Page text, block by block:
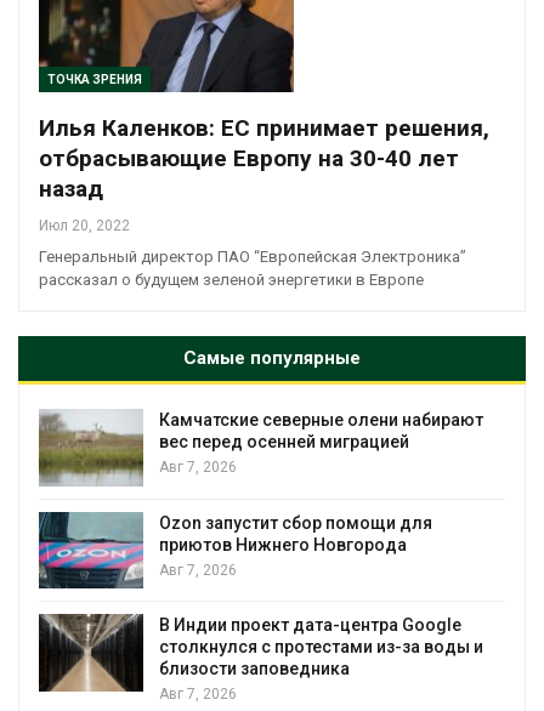
ТОЧКА ЗРЕНИЯ
Илья Каленков: ЕС принимает решения,
отбрасывающие Европу на 30-40 лет
назад
Июл 20, 2022
Генеральный директор ПАО “Европейская Электроника”
рассказал о будущем зеленой энергетики в Европе
Самые популярные
Камчатские северные олени набирают
вес перед осенней миграцией
Авг 7, 2026
Ozon запустит сбор помощи для
приютов Нижнего Новгорода
Авг 7, 2026
В Индии проект дата-центра Google
столкнулся с протестами из-за воды и
близости заповедника
Авг 7, 2026